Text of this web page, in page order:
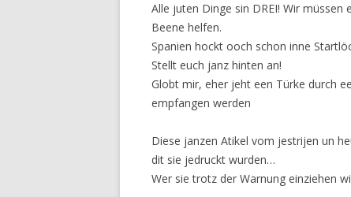
Alle juten Dinge sin DREI! Wir
Beene helfen.
Spanien hockt ooch schon inne
Stellt euch janz hinten an!
Globt mir, eher jeht een Türke durch
empfangen werden
Diese janzen Atikel vom jestrijen un
dit sie jedruckt wurden…
Wer sie trotz der Warnung einziehen